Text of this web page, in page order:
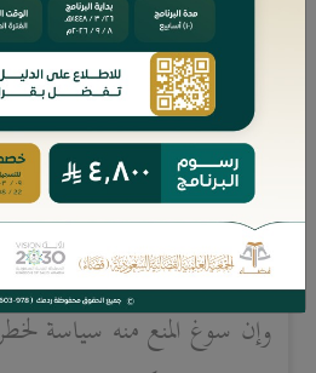
وتضييقًا.
ثم عقدمبحثًا ثانيًاعن
النكاح، فتحدث عن
الوسائل، وقدم له بحكم
ورجح صحة عقد النكاح
وإن سوغ المنع منه سياسة